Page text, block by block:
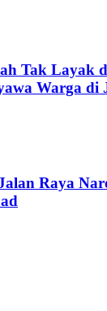
Tak Layak
Warga di
Raya